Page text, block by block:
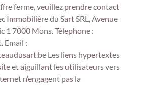
ferme, veuillez prendre contact
Immobilière du Sart SRL, Avenue
1 7000 Mons. Télephone :
Email :
Les liens hypertextes
et aiguillant les utilisateurs vers
n’engagent pas la